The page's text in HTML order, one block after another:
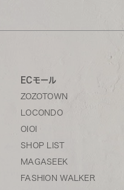
ECモール
ZOZOTOWN
LOCONDO
OIOI
SHOP LIST
MAGASEEK
FASHION WALKER